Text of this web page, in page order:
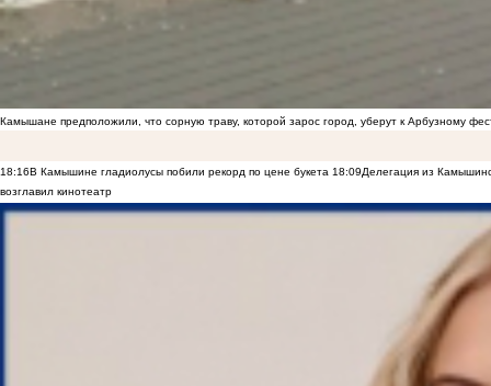
Камышане предположили, что сорную траву, которой зарос город, уберут к Арбузному
18:16В Камышине гладиолусы побили рекорд по цене букета 18:09Делегация из
возглавил кинотеатр